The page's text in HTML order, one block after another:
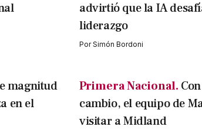
advirtió que la IA
liderazgo
PorSimón Bordoni
magnitud
en el
Primera Nacional.
cambio, el equipo de
visitar a Midland